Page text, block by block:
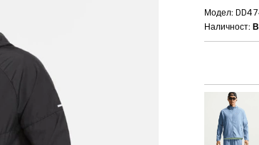
Модел:
Наличност: